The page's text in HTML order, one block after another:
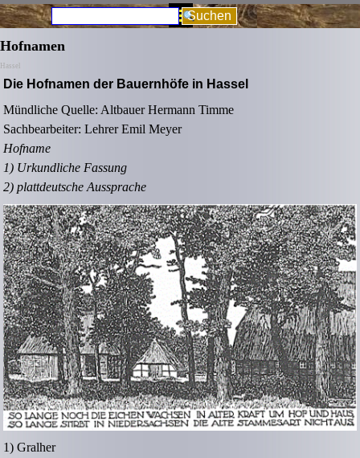
Direkt zum SeiteninhaltMenü überspringen
Suchen
Hofnamen
Hassel
Die Hofnamen der Bauernhöfe in Hassel
Mündliche Quelle: Altbauer Hermann Timme
Sachbearbeiter: Lehrer Emil Meyer
Hofname
1) Urkundliche Fassung
2) plattdeutsche Aussprache
1) Gralher